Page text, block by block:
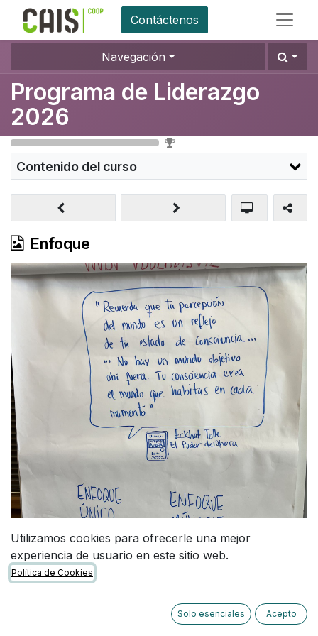
Contáctenos
Navegación
Programa de Liderazgo
2026
Contenido del curso
Enfoque
Utilizamos cookies para ofrecerle una mejor
experiencia de usuario en este sitio web.
Política de Cookies
Solo esenciales Acepto